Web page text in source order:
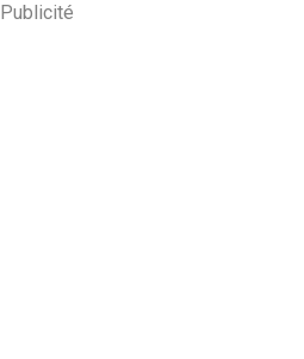
Publicité